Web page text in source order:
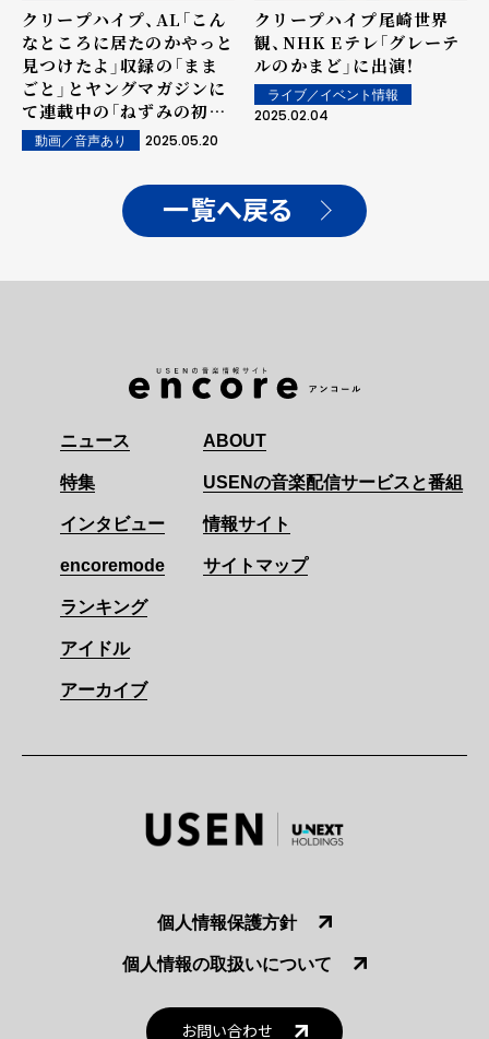
クリープハイプ、AL「こん
なところに居たのかやっと
見つけたよ」収録の「まま
ごと」とヤングマガジンに
て連載中の「ねずみの初
恋」とのコラボレーション
によるMMV(マンガミュ
ージックビデオ)が公開！
動画／音声あり 2025.05.20
クリープハイプ尾崎世界
観、NHK Eテレ「グレーテ
ルのかまど」に出演！
ライブ／イベント情報
2025.02.04
一覧へ戻る
ニュース
特集
インタビュー
encoremode
ランキング
アイドル
アーカイブ
ABOUT
USENの音楽配信サービスと番組
情報サイト
サイトマップ
個人情報保護方針
個人情報の取扱いについて
お問い合わせ